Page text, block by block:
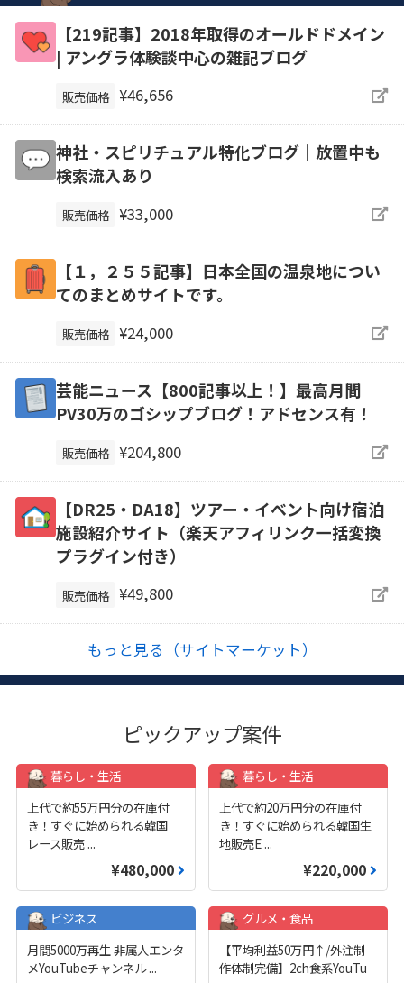
【219記事】2018年取得のオールドドメイン
| アングラ体験談中心の雑記ブログ
販売価格 ¥46,656
神社・スピリチュアル特化ブログ｜放置中も
検索流入あり
販売価格 ¥33,000
【１，２５５記事】日本全国の温泉地につい
てのまとめサイトです。
販売価格 ¥24,000
芸能ニュース【800記事以上！】最高月間
PV30万のゴシップブログ！アドセンス有！
販売価格 ¥204,800
【DR25・DA18】ツアー・イベント向け宿泊
施設紹介サイト（楽天アフィリンク一括変換
プラグイン付き）
販売価格 ¥49,800
もっと見る（サイトマーケット）
ピックアップ案件
暮らし・生活
上代で約55万円分の在庫付
き！すぐに始められる韓国
レース販売 ...
¥480,000
暮らし・生活
上代で約20万円分の在庫付
き！すぐに始められる韓国生
地販売E ...
¥220,000
ビジネス
月間5000万再生 非属人エンタ
メYouTubeチャンネル...
グルメ・食品
【平均利益50万円↑/外注制
作体制完備】2ch食系YouTu